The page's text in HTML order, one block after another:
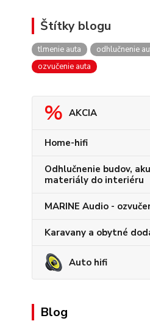
Štítky blogu
tlmenie auta
odhlučnenie
ozvučenie auta
AKCIA
Home-hifi
Odhlučnenie budov,
materiály do interiéru
MARINE Audio -
Karavany a obytné
Auto hifi
Blog